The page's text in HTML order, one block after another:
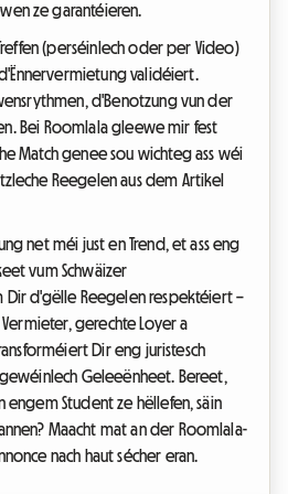
ze garantéieren.
(perséinlech oder per Video)
validéiert.
d'Benotzung vun der
Bei Roomlala gleewe mir fest
Match genee sou wichteg ass wéi
Reegelen aus dem Artikel
net méi just en Trend, et ass eng
vum Schwäizer
Dir d'gëlle Reegelen respektéiert –
Vermieter, gerechte Loyer a
Dir eng juristesch
Geleeënheet. Bereet,
engem Student ze hëllefen, säin
Maacht mat an der Roomlala-
nach haut sécher eran.